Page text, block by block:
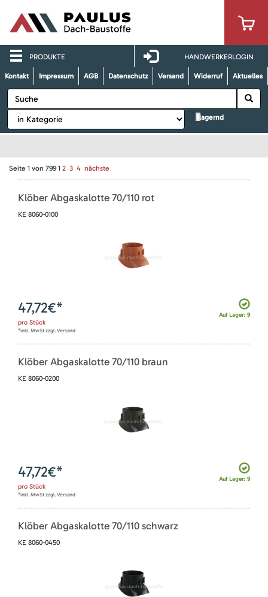
PRODUKTE HANDWERKERLOGIN
Kontakt Impressum AGB Datenschutz Versand Widerruf Aktuelles
lagernd
Seite 1 von 799 1 2 3 4 nächste
Klöber Abgaskalotte 70/110 rot
KE 8060-0100
Auf Lager: 9
47,72€*
pro Stück
*inkl. MwSt zzgl. Versand
Klöber Abgaskalotte 70/110 braun
KE 8060-0200
Auf Lager: 9
47,72€*
pro Stück
*inkl. MwSt zzgl. Versand
Klöber Abgaskalotte 70/110 schwarz
KE 8060-0450